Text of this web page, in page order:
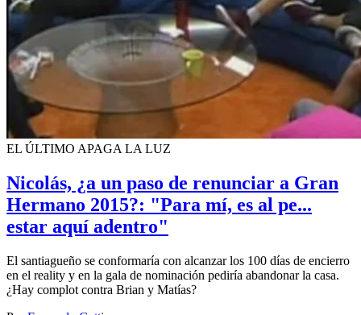
EL ÚLTIMO APAGA LA LUZ
Nicolás, ¿a un paso de renunciar a Gran
Hermano 2015?: "Para mí, es al pe...
estar aquí adentro"
El santiagueño se conformaría con alcanzar los 100 días de encierro
en el reality y en la gala de nominación pediría abandonar la casa.
¿Hay complot contra Brian y Matías?